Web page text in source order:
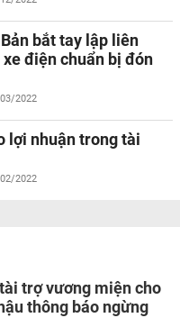
bắt tay lập liên
điện chuẩn bị đón
2022
lợi nhuận trong tài
2022
trợ vương miện cho
thông báo ngừng